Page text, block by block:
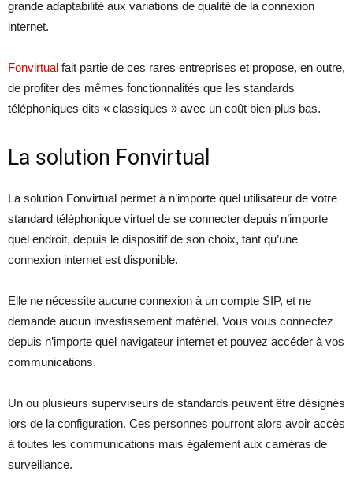
grande adaptabilité aux variations de qualité de la connexion
internet.
Fonvirtual fait partie de ces rares entreprises et propose, en outre,
de profiter des mêmes fonctionnalités que les standards
téléphoniques dits « classiques » avec un coût bien plus bas.
La solution Fonvirtual
La solution Fonvirtual permet à n’importe quel utilisateur de votre
standard téléphonique virtuel de se connecter depuis n’importe
quel endroit, depuis le dispositif de son choix, tant qu’une
connexion internet est disponible.
Elle ne nécessite aucune connexion à un compte SIP, et ne
demande aucun investissement matériel. Vous vous connectez
depuis n’importe quel navigateur internet et pouvez accéder à vos
communications.
Un ou plusieurs superviseurs de standards peuvent être désignés
lors de la configuration. Ces personnes pourront alors avoir accès
à toutes les communications mais également aux caméras de
surveillance.